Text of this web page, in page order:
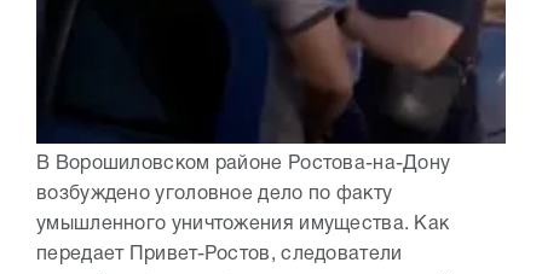
В Ворошиловском районе Ростова-на-Дону
возбуждено уголовное дело по факту
умышленного уничтожения имущества. Как
передает Привет-Ростов, следователи